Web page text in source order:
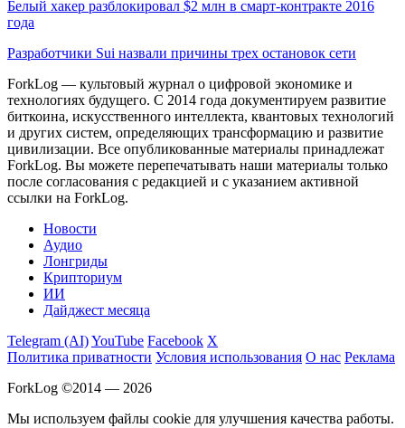
Белый хакер разблокировал $2 млн в смарт-контракте 2016
года
Разработчики Sui назвали причины трех остановок сети
ForkLog — культовый журнал о цифровой экономике и
технологиях будущего. С 2014 года документируем развитие
биткоина, искусственного интеллекта, квантовых технологий
и других систем, определяющих трансформацию и развитие
цивилизации. Все опубликованные материалы принадлежат
ForkLog. Вы можете перепечатывать наши материалы только
после согласования с редакцией и с указанием активной
ссылки на ForkLog.
Новости
Аудио
Лонгриды
Крипториум
ИИ
Дайджест месяца
Telegram (AI)YouTube Facebook X
Политика приватности Условия использования О нас Реклама
ForkLog ©2014 — 2026
Мы используем файлы cookie для улучшения качества работы.